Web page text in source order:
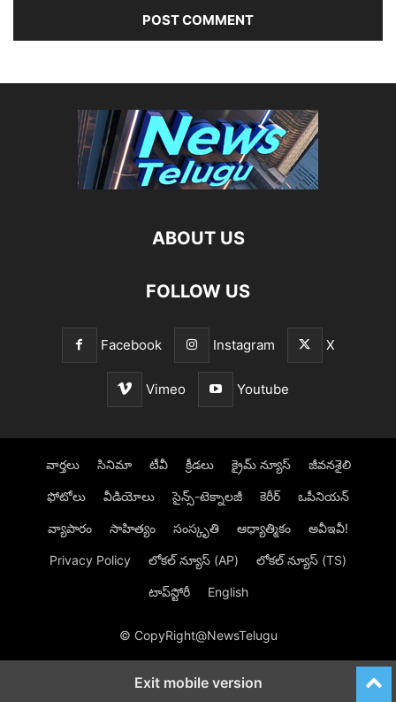
ABOUT US
FOLLOW US
Facebook Instagram X
Vimeo Youtube
వార్తలు సినిమా టీవీ క్రీడలు క్రైమ్ న్యూస్‌ జీవనశైలి
ఫోటోలు వీడియోలు సైన్స్‌-టెక్నాలజీ కెరీర్‌ ఒపీనియన్‌
వ్యాపారం సాహిత్యం సంస్కృతి ఆధ్యాత్మికం అవీఇవీ!
Privacy Policy లోక‌ల్ న్యూస్‌ (AP) లోక‌ల్ న్యూస్‌ (TS)
టాప్‌స్టోరీ English
© CopyRight@NewsTelugu
Exit mobile version